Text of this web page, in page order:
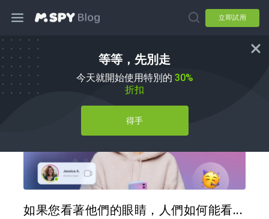
立即試用
等等，先別走
今天就開始使用特別的 30%
折扣
得手
如何使用
如果您看著他們的眼睛，人們如何能看...